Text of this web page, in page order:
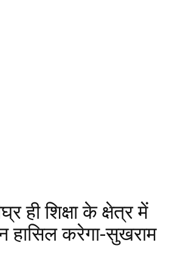
ही शिक्षा के क्षेत्र में
हासिल करेगा-सुखराम